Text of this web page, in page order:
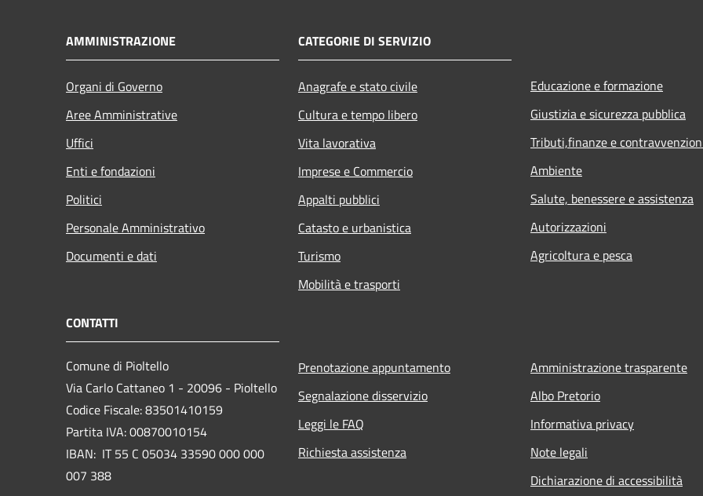
AMMINISTRAZIONE
Organi di Governo
Aree Amministrative
Uffici
Enti e fondazioni
Politici
Personale Amministrativo
Documenti e dati
CATEGORIE DI SERVIZIO
Anagrafe e stato civile
Cultura e tempo libero
Vita lavorativa
Imprese e Commercio
Appalti pubblici
Catasto e urbanistica
Turismo
Mobilità e trasporti
Educazione e formazione
Giustizia e sicurezza pubblica
Tributi,finanze e
Ambiente
Salute, benessere e assistenza
Autorizzazioni
Agricoltura e pesca
CONTATTI
Comune di Pioltello
Via Carlo Cattaneo 1 - 20096 - Pioltello
Codice Fiscale: 83501410159
Partita IVA: 00870010154
IBAN: IT 55 C 05034 33590 000 000
007 388
Prenotazione appuntamento
Segnalazione disservizio
Leggi le FAQ
Richiesta assistenza
Amministrazione trasparente
Albo Pretorio
Informativa privacy
Note legali
Dichiarazione di accessibilità